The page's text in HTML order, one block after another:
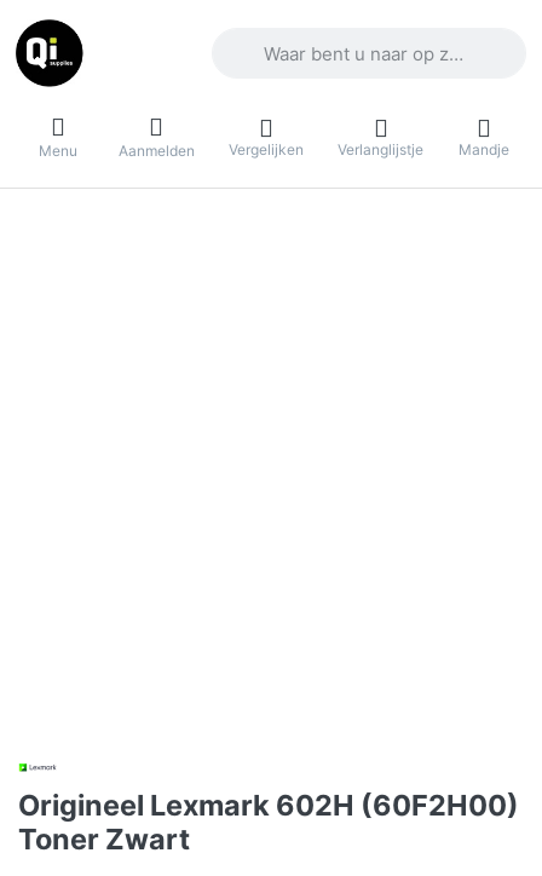
Menu Aanmelden Vergelijken Verlanglijstje Mandje
Origineel Lexmark 602H (60F2H00)
Toner Zwart